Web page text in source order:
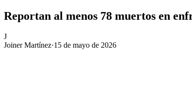
Reportan al menos 78 muertos en
J
Joiner Martínez·15 de mayo de 2026